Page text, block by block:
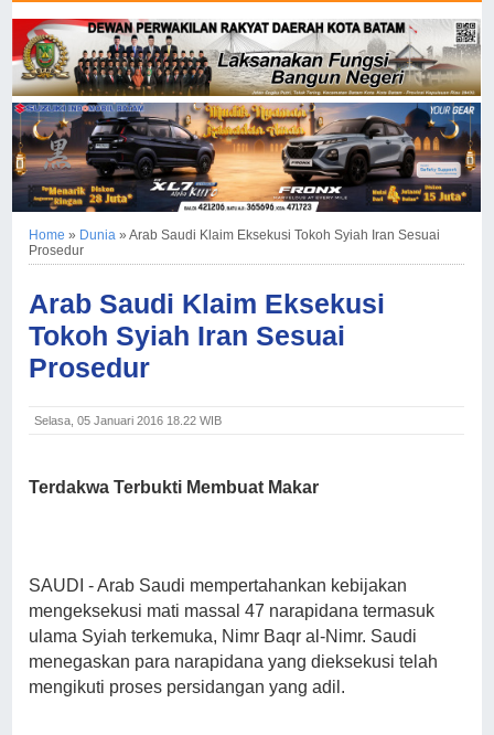
Home » Dunia »Arab Saudi Klaim Eksekusi Tokoh Syiah Iran Sesuai
Prosedur
Arab Saudi Klaim Eksekusi
Tokoh Syiah Iran Sesuai
Prosedur
Selasa, 05 Januari 2016 18.22 WIB
TerdakwaTerbukti Membuat Makar
SAUDI - Arab Saudi mempertahankan kebijakan
mengeksekusi mati massal 47 narapidana termasuk
ulama Syiah terkemuka, Nimr Baqr al-Nimr. Saudi
menegaskan para narapidana yang dieksekusi telah
mengikuti proses persidangan yang adil.